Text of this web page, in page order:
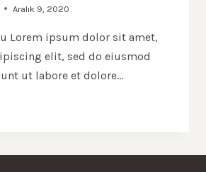
Aralık 9, 2020
Lorem ipsum dolor sit amet,
elit, sed do eiusmod
ut labore et dolore…